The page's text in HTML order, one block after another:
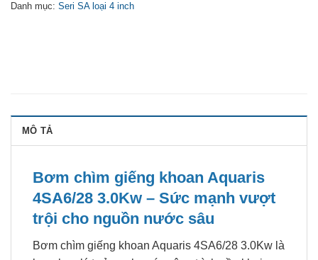
Danh mục: Seri SA loại 4 inch
MÔ TẢ
Bơm chìm giếng khoan Aquaris
4SA6/28 3.0Kw – Sức mạnh vượt
trội cho nguồn nước sâu
Bơm chìm giếng khoan Aquaris 4SA6/28 3.0Kw là